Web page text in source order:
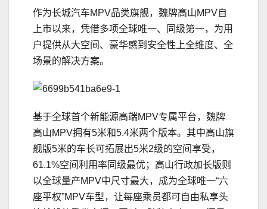
作为长城汽车MPV品类旗舰，魏牌高山MPV自
上市以来，凭借多项全球唯一、同级第一，为用
户提供从大空间、豪华感到安全性上全维度、全
场景的解决方案。
基于全球首个新能源高端MPV专属平台，魏牌
高山MPV拥有5米和5.4米两个版本。其中高山旗
舰版5米的车长可拓展出5米2级的空间享受，
61.1%空间利用率同级最优；高山行政加长版则
以全球量产MPV中尺寸最大，成为全球唯一“六
座平权”MPV车型，让每座乘员都可自由私享头